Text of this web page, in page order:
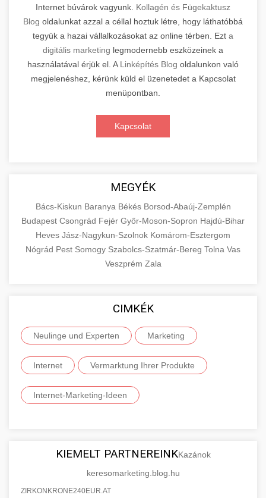
Internet búvárok vagyunk. Kollagén és Fügekaktusz
Blog oldalunkat azzal a céllal hoztuk létre, hogy láthatóbbá
tegyük a hazai vállalkozásokat az online térben. Ezt a
digitális marketing legmodernebb eszközeinek a
használatával érjük el. A Linképítés Blog oldalunkon való
megjelenéshez, kérünk küld el üzenetedet a Kapcsolat
menüpontban.
Kapcsolat
MEGYÉK
Bács-Kiskun Baranya Békés Borsod-Abaúj-Zemplén
Budapest Csongrád Fejér Győr-Moson-Sopron Hajdú-Bihar
Heves Jász-Nagykun-Szolnok Komárom-Esztergom
Nógrád Pest Somogy Szabolcs-Szatmár-Bereg Tolna Vas
Veszprém Zala
CIMKÉK
Neulinge und Experten Marketing
Internet Vermarktung Ihrer Produkte
Internet-Marketing-Ideen
KIEMELT PARTNEREINKKazánok
keresomarketing.blog.hu
ZIRKONKRONE240EUR.AT